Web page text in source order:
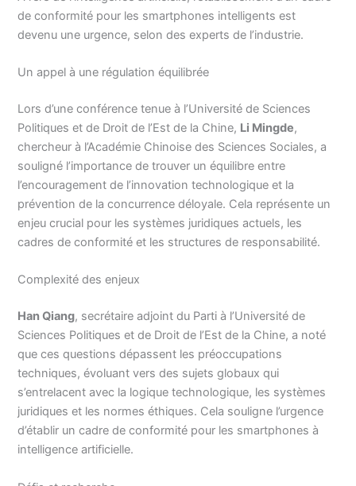
de conformité pour les smartphones intelligents est
devenu une urgence, selon des experts de l’industrie.
Un appel à une régulation équilibrée
Lors d’une conférence tenue à l’Université de Sciences
Politiques et de Droit de l’Est de la Chine, Li Mingde,
chercheur à l’Académie Chinoise des Sciences Sociales, a
souligné l’importance de trouver un équilibre entre
l’encouragement de l’innovation technologique et la
prévention de la concurrence déloyale. Cela représente un
enjeu crucial pour les systèmes juridiques actuels, les
cadres de conformité et les structures de responsabilité.
Complexité des enjeux
Han Qiang, secrétaire adjoint du Parti à l’Université de
Sciences Politiques et de Droit de l’Est de la Chine, a noté
que ces questions dépassent les préoccupations
techniques, évoluant vers des sujets globaux qui
s’entrelacent avec la logique technologique, les systèmes
juridiques et les normes éthiques. Cela souligne l’urgence
d’établir un cadre de conformité pour les smartphones à
intelligence artificielle.